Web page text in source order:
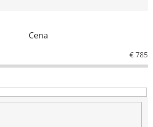
Cena
€ 785